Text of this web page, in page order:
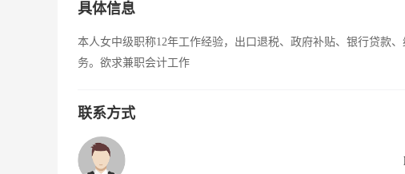
具体信息
本人女中级职称12年工作经验，出口退税、政府补贴、银行贷款
务。欲求兼职会计工作
联系方式